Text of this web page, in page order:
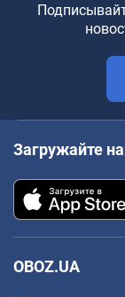
Загружайте
OBOZ.UA